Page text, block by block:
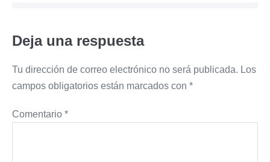
Deja una respuesta
Tu dirección de correo electrónico no será publicada. Los
campos obligatorios están marcados con *
Comentario *